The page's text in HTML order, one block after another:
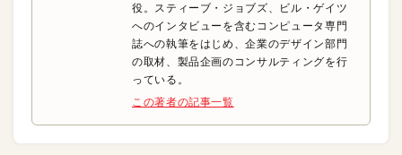
役。スティーブ・ジョブズ、ビル・ゲイツ
へのインタビューを含むコンピュータ専門
誌への執筆をはじめ、企業のデザイン部門
の取材、製品企画のコンサルティングを行
っている。
この著者の記事一覧